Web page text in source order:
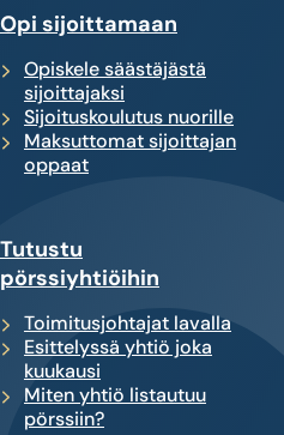
Opi sijoittamaan
Opiskele säästäjästä
sijoittajaksi
Sijoituskoulutus nuorille
Maksuttomat sijoittajan
oppaat
Tutustu
pörssiyhtiöihin
Toimitusjohtajat lavalla
Esittelyssä yhtiö joka
kuukausi
Miten yhtiö listautuu
pörssiin?